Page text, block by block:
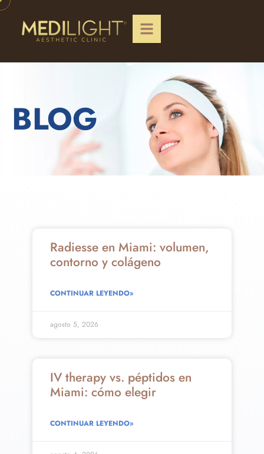
BLOG
Radiesse en Miami: volumen,
contorno y colágeno
CONTINUAR LEYENDO»
agosto 5, 2026
IV therapy vs. péptidos en
Miami: cómo elegir
CONTINUAR LEYENDO»